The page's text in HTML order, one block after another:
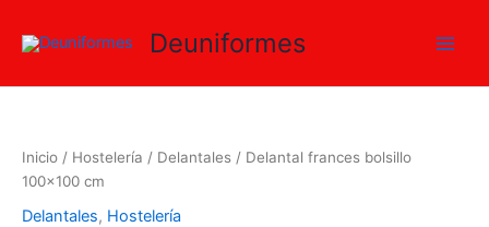
Deuniformes
Inicio / Hostelería / Delantales / Delantal frances bolsillo
100×100 cm
Delantales, Hostelería
100x100
cm
cantidad
cm
cantidad